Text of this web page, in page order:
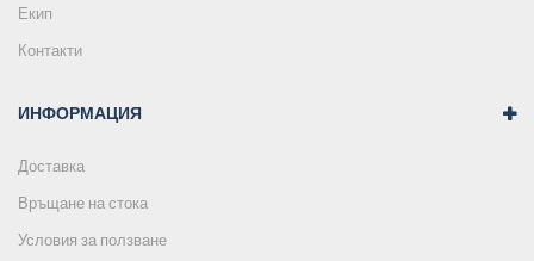
Екип
Контакти
ИНФОРМАЦИЯ
Доставка
Връщане на стока
Условия за ползване